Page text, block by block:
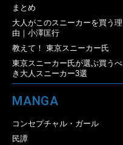
まとめ
大人がこのスニーカーを買う理
由｜小澤匡行
教えて！ 東京スニーカー氏
東京スニーカー氏が選ぶ買うべ
き大人スニーカー3選
MANGA
コンセプチャル・ガール
民譚